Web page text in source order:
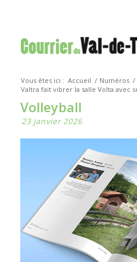
Vous êtes ici : Accueil / Numéros /
Valtra fait vibrer la salle Volta avec
Volleyball
23 janvier 2026